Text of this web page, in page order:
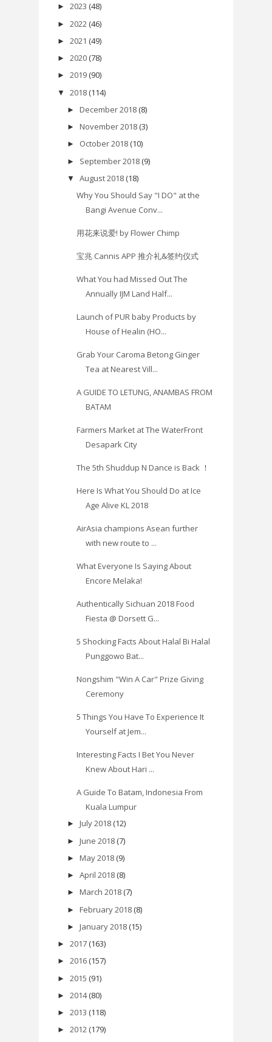
► 2023 (48)
► 2022 (46)
► 2021 (49)
► 2020 (78)
► 2019 (90)
▼ 2018 (114)
► December 2018 (8)
► November 2018 (3)
► October 2018 (10)
► September 2018 (9)
▼ August 2018 (18)
Why You Should Say "I DO" at the
Bangi Avenue Conv...
用花来说爱! by Flower Chimp
宝兆 Cannis APP 推介礼&签约仪式
What You had Missed Out The
Annually IJM Land Half...
Launch of PUR baby Products by
House of Healin (HO...
Grab Your Caroma Betong Ginger
Tea at Nearest Vill...
A GUIDE TO LETUNG, ANAMBAS FROM
BATAM
Farmers Market at The WaterFront
Desapark City
The 5th Shuddup N Dance is Back ！
Here Is What You Should Do at Ice
Age Alive KL 2018
AirAsia champions Asean further
with new route to ...
What Everyone Is Saying About
Encore Melaka!
Authentically Sichuan 2018 Food
Fiesta @ Dorsett G...
5 Shocking Facts About Halal Bi Halal
Punggowo Bat...
Nongshim "Win A Car" Prize Giving
Ceremony
5 Things You Have To Experience It
Yourself at Jem...
Interesting Facts I Bet You Never
Knew About Hari ...
A Guide To Batam, Indonesia From
Kuala Lumpur
► July 2018 (12)
► June 2018 (7)
► May 2018 (9)
► April 2018 (8)
► March 2018 (7)
► February 2018 (8)
► January 2018 (15)
► 2017 (163)
► 2016 (157)
► 2015 (91)
► 2014 (80)
► 2013 (118)
► 2012 (179)